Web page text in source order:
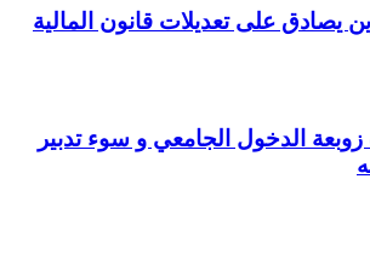
على تعديلات قانون المالية
الدخول الجامعي و سوء تدبير